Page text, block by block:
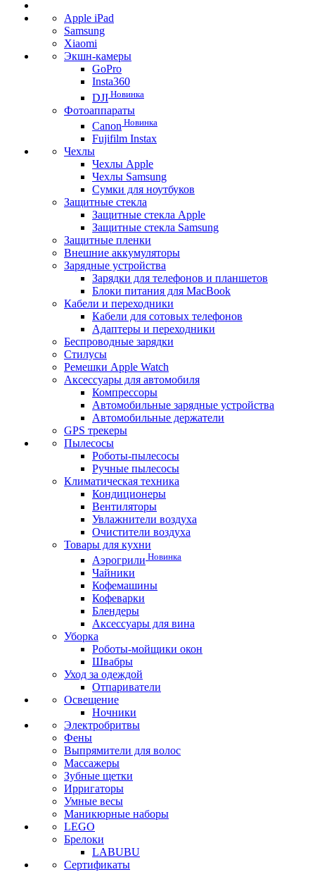
Apple iPad
Samsung
Xiaomi
Экшн-камеры
GoPro
Insta360
DJI Новинка
Фотоаппараты
Canon Новинка
Fujifilm Instax
Чехлы
Чехлы Apple
Чехлы Samsung
Сумки для ноутбуков
Защитные стекла
Защитные стекла Apple
Защитные стекла Samsung
Защитные пленки
Внешние аккумуляторы
Зарядные устройства
Зарядки для телефонов и планшетов
Блоки питания для MacBook
Кабели и переходники
Кабели для сотовых телефонов
Адаптеры и переходники
Беспроводные зарядки
Стилусы
Ремешки Apple Watch
Аксессуары для автомобиля
Компрессоры
Автомобильные зарядные устройства
Автомобильные держатели
GPS трекеры
Пылесосы
Роботы-пылесосы
Ручные пылесосы
Климатическая техника
Кондиционеры
Вентиляторы
Увлажнители воздуха
Очистители воздуха
Товары для кухни
Аэрогрили Новинка
Чайники
Кофемашины
Кофеварки
Блендеры
Аксессуары для вина
Уборка
Роботы-мойщики окон
Швабры
Уход за одеждой
Отпариватели
Освещение
Ночники
Электробритвы
Фены
Выпрямители для волос
Массажеры
Зубные щетки
Ирригаторы
Умные весы
Маникюрные наборы
LEGO
Брелоки
LABUBU
Сертификаты